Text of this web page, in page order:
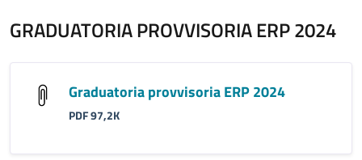
GRADUATORIA PROVVISORIA ERP 2024
Graduatoria provvisoria ERP 2024
PDF 97,2K